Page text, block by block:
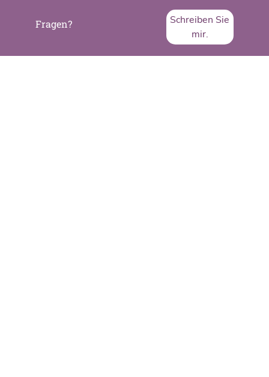
Fragen?
Schreiben Sie
mir.
REDAKTION